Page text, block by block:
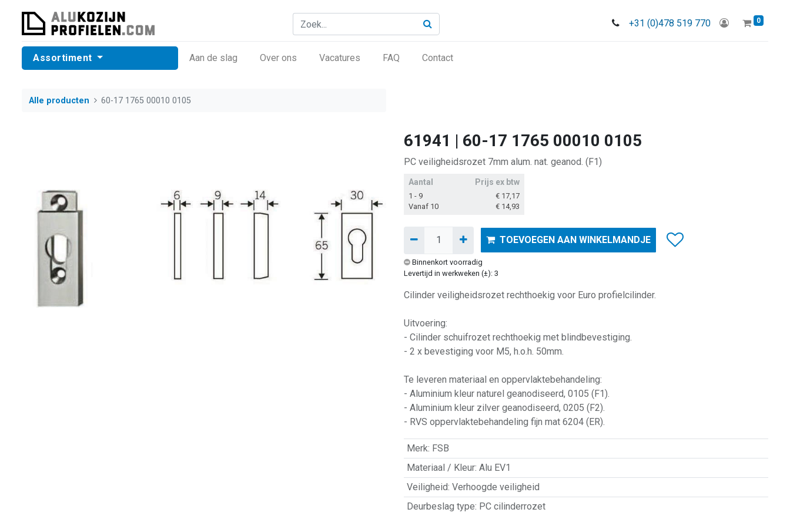
+31 (0)478 519 770 0
Assortiment ​Aan de slag Over ons Vacatures FAQ Contact
Alle producten 60-17 1765 00010 0105
61941 | 60-17 1765 00010 0105
PC veiligheidsrozet 7mm alum. nat. geanod. (F1)
Aantal Prijs ex btw
1 - 9 € 17,17
Vanaf 10
€ 14,93
TOEVOEGEN AAN WINKELMANDJE
Binnenkort voorradig
Levertijd in werkweken (±): 3
Cilinder veiligheidsrozet rechthoekig voor Euro profielcilinder.
Uitvoering:
- Cilinder schuifrozet rechthoekig met blindbevestiging.
- 2 x bevestiging voor M5, h.o.h. 50mm.
Te leveren materiaal en oppervlaktebehandeling:
- Aluminium kleur naturel geanodiseerd, 0105 (F1).
- Aluminium kleur zilver geanodiseerd, 0205 (F2).
- RVS oppervlaktebehandeling fijn mat 6204 (ER).
Merk: FSB
Materiaal / Kleur: Alu EV1
Veiligheid: Verhoogde veiligheid
Deurbeslag type: PC cilinderrozet